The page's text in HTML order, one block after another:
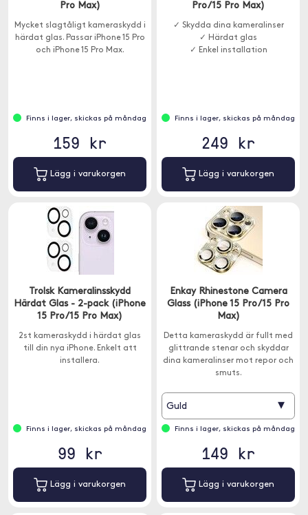
Pro Max)
Mycket slagtåligt kameraskydd i
härdat glas. Passar iPhone 15 Pro
och iPhone 15 Pro Max.
Finns i lager, skickas på måndag
159 kr
Lägg i varukorgen
Pro/15 Pro Max)
✓ Skydda dina kameralinser
✓ Härdat glas
✓ Enkel installation
Finns i lager, skickas på måndag
249 kr
Lägg i varukorgen
Trolsk Kameralinsskydd
Härdat Glas - 2-pack (iPhone
15 Pro/15 Pro Max)
2st kameraskydd i härdat glas
till din nya iPhone. Enkelt att
installera.
Finns i lager, skickas på måndag
99 kr
Lägg i varukorgen
Enkay Rhinestone Camera
Glass (iPhone 15 Pro/15 Pro
Max)
Detta kameraskydd är fullt med
glittrande stenar och skyddar
dina kameralinser mot repor och
smuts.
Guld ▾
Finns i lager, skickas på måndag
149 kr
Lägg i varukorgen